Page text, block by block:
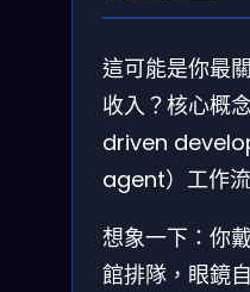
這可能是你最
收入？核心概
driven
agent）工作流
想象一下：你
館排隊，眼鏡